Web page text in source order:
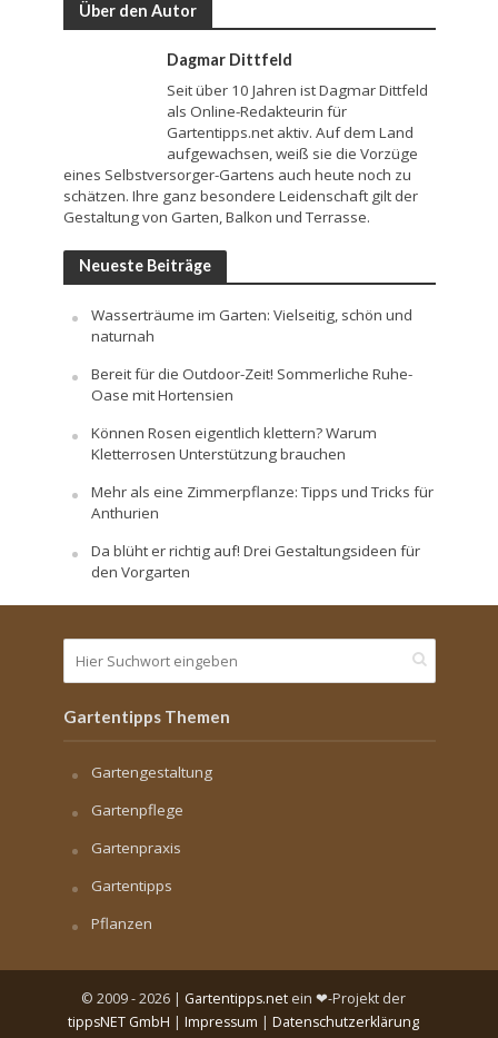
Über den Autor
Dagmar Dittfeld
Seit über 10 Jahren ist Dagmar Dittfeld
als Online-Redakteurin für
Gartentipps.net aktiv. Auf dem Land
aufgewachsen, weiß sie die Vorzüge
eines Selbstversorger-Gartens auch heute noch zu
schätzen. Ihre ganz besondere Leidenschaft gilt der
Gestaltung von Garten, Balkon und Terrasse.
Neueste Beiträge
Wasserträume im Garten: Vielseitig, schön und
naturnah
Bereit für die Outdoor-Zeit! Sommerliche Ruhe-
Oase mit Hortensien
Können Rosen eigentlich klettern? Warum
Kletterrosen Unterstützung brauchen
Mehr als eine Zimmerpflanze: Tipps und Tricks für
Anthurien
Da blüht er richtig auf! Drei Gestaltungsideen für
den Vorgarten
Gartentipps Themen
Gartengestaltung
Gartenpflege
Gartenpraxis
Gartentipps
Pflanzen
© 2009 - 2026 | Gartentipps.net ein ❤-Projekt der
tippsNET GmbH | Impressum | Datenschutzerklärung